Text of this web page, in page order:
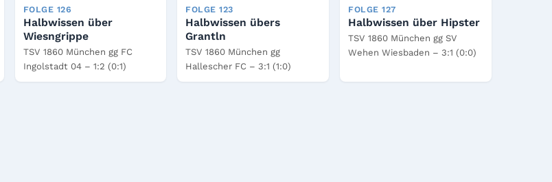
FOLGE 126
Halbwissen über
Wiesngrippe
TSV 1860 München gg FC
Ingolstadt 04 – 1:2 (0:1)
FOLGE 123
Halbwissen übers
Grantln
TSV 1860 München gg
Hallescher FC – 3:1 (1:0)
FOLGE 127
Halbwissen über Hipster
TSV 1860 München gg SV
Wehen Wiesbaden – 3:1 (0:0)